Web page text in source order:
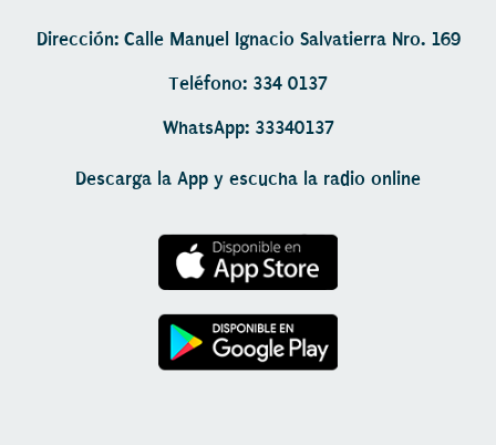
Dirección: Calle Manuel Ignacio Salvatierra Nro. 169
Teléfono: 334 0137
WhatsApp: 33340137
Descarga la App y escucha la radio online